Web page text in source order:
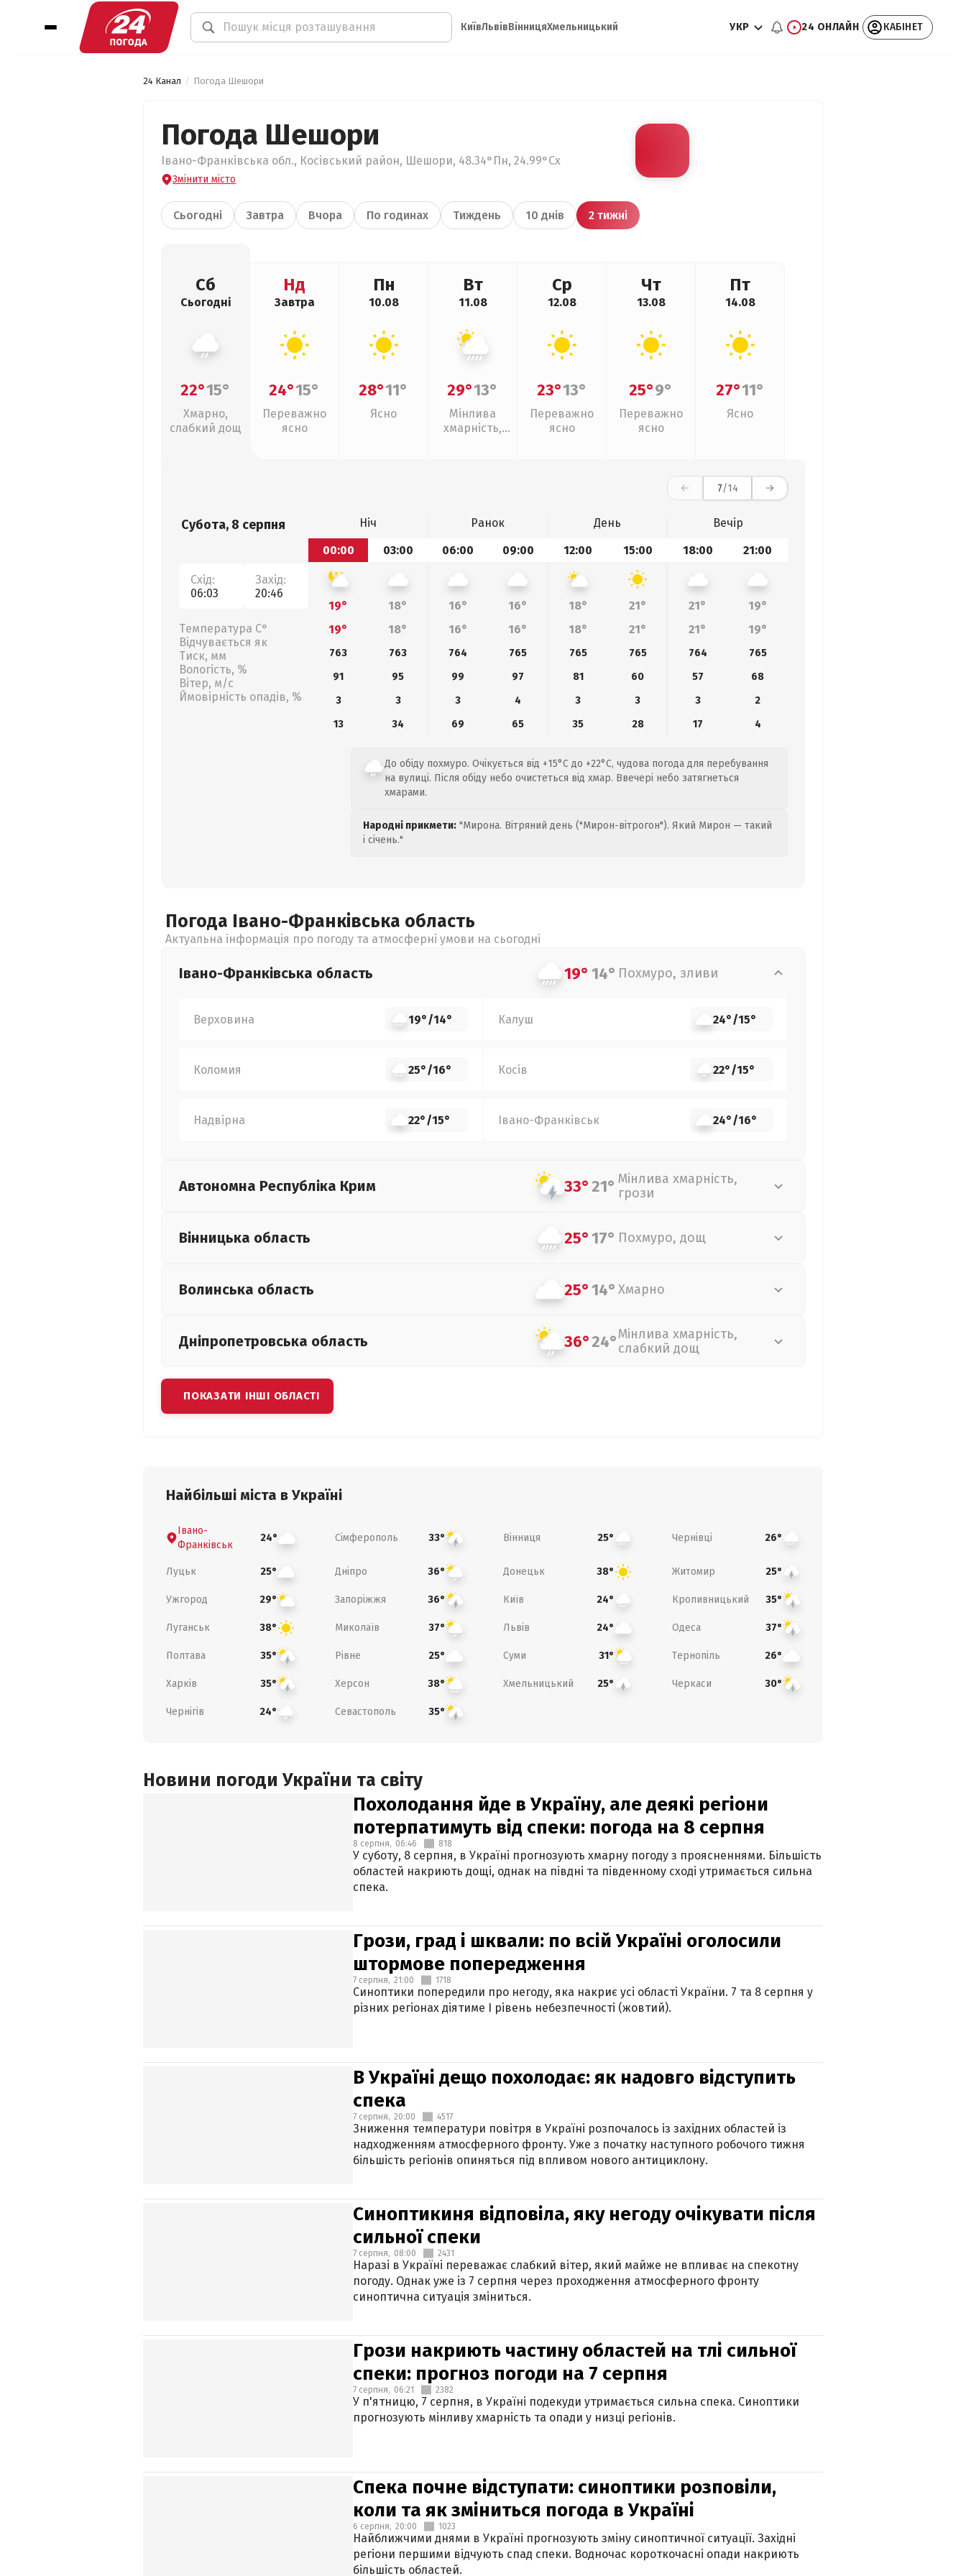
КиївЛьвівВінницяХмельницький УКР 24 ОНЛАЙН КАБІНЕТ
24 Канал Погода Шешори
Погода Шешори
Івано-Франківська обл., Косівський район, Шешори, 48.34°Пн, 24.99°Сх
Змінити місто
Сьогодні Завтра Вчора По годинах Тиждень 10 днів 2 тижні
Сб
Сьогодні
22°15°
Хмарно,
слабкий дощ
Нд
Завтра
24°15°
Переважно
ясно
Пн
10.08
28°11°
Ясно
Вт
11.08
29°13°
Мінлива
хмарність,
Ср
12.08
23°13°
Переважно
ясно
Чт
13.08
25°9°
Переважно
ясно
Пт
14.08
27°11°
Ясно
7/14
Субота, 8 серпня
Схід:
06:03
Захід:
20:46
Температура С°
Відчувається як
Тиск, мм
Вологість, %
Вітер, м/с
Ймовірність опадів, %
Ніч Ранок День
Вечір
00:00
03:00 06:00 09:00 12:00 15:00 18:00 21:00
19° 18° 16° 16° 18° 21° 21°
19°
19°
18° 16° 16° 18° 21° 21° 19°
763 763 764 765 765 765 764
765
91
95 99 97 81 60 57
68
3
3 3 4 3 3 3
2
13
34 69 65 35 28 17 4
До обіду похмуро. Очікується від +15°C до +22°C, чудова погода для перебування
на вулиці. Після обіду небо очистеться від хмар. Ввечері небо затягнеться
хмарами.
Народні прикмети: "Мирона. Вітряний день ("Мирон-вітрогон"). Який Мирон — такий
і січень."
Погода Івано-Франківська область
Актуальна інформація про погоду та атмосферні умови на сьогодні
Івано-Франківська область 19° 14° Похмуро, зливи
Верховина 19°/14° Калуш 24°/15°
Коломия 25°/16° Косів 22°/15°
Надвірна 22°/15° Івано-Франківськ 24°/16°
Автономна Республіка Крим 33°21° Мінлива хмарність,
грози
Вінницька область 25°17° Похмуро, дощ
Волинська область 25°14° Хмарно
Дніпропетровська область 36°24°Мінлива хмарність,
слабкий дощ
ПОКАЗАТИ ІНШІ ОБЛАСТІ
Найбільші міста в Україні
Івано-
Франківськ
24° Сімферополь 33° Вінниця 25° Чернівці 26°
Луцьк 25° Дніпро 36° Донецьк 38° Житомир 25°
Ужгород 29° Запоріжжя 36° Київ 24° Кропивницький 35°
Луганськ 38° Миколаїв 37° Львів 24° Одеса 37°
Полтава 35° Рівне 25° Суми 31° Тернопіль 26°
Харків 35° Херсон 38° Хмельницький 25° Черкаси 30°
Чернігів 24° Севастополь 35°
Новини погоди України та світу
Похолодання йде в Україну, але деякі регіони
потерпатимуть від спеки: погода на 8 серпня
8 серпня, 06:46 818
У суботу, 8 серпня, в Україні прогнозують хмарну погоду з проясненнями. Більшість
областей накриють дощі, однак на півдні та південному сході утримається сильна
спека.
Грози, град і шквали: по всій Україні оголосили
штормове попередження
7 серпня, 21:00 1718
Синоптики попередили про негоду, яка накриє усі області України. 7 та 8 серпня у
різних регіонах діятиме І рівень небезпечності (жовтий).
В Україні дещо похолодає: як надовго відступить
спека
7 серпня, 20:00 4517
Зниження температури повітря в Україні розпочалось із західних областей із
надходженням атмосферного фронту. Уже з початку наступного робочого тижня
більшість регіонів опиняться під впливом нового антициклону.
Синоптикиня відповіла, яку негоду очікувати після
сильної спеки
7 серпня, 08:00 2431
Наразі в Україні переважає слабкий вітер, який майже не впливає на спекотну
погоду. Однак уже із 7 серпня через проходження атмосферного фронту
синоптична ситуація зміниться.
Грози накриють частину областей на тлі сильної
спеки: прогноз погоди на 7 серпня
7 серпня, 06:21 2382
У п'ятницю, 7 серпня, в Україні подекуди утримається сильна спека. Синоптики
прогнозують мінливу хмарність та опади у низці регіонів.
Спека почне відступати: синоптики розповіли,
коли та як зміниться погода в Україні
6 серпня, 20:00 1023
Найближчими днями в Україні прогнозують зміну синоптичної ситуації. Західні
регіони першими відчують спад спеки. Водночас короткочасні опади накриють
більшість областей.